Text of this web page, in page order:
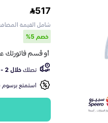
517
شامل القيمة
خصم 5%
تصلكخلال 2 - 5 أيام عمل
استمتع